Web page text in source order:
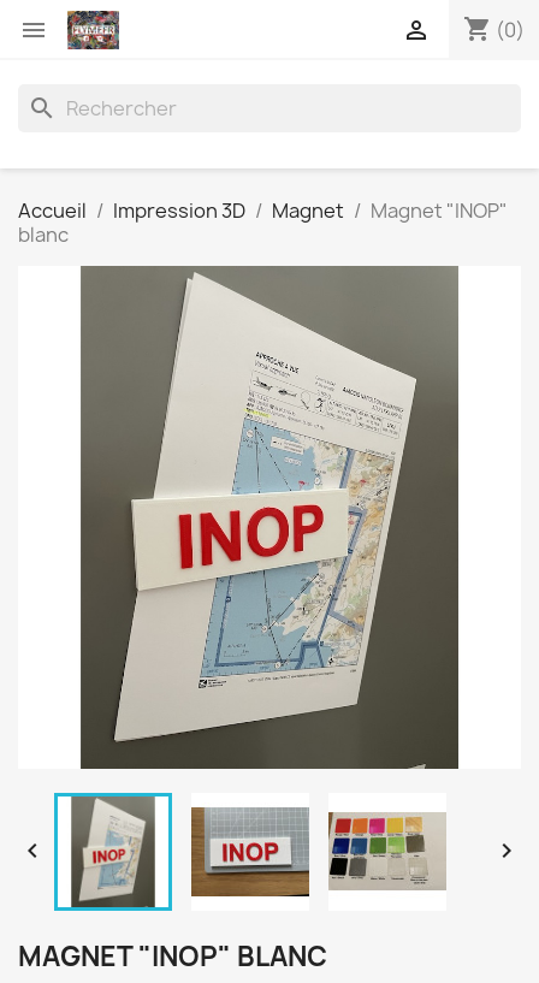
 shopping_cart (0)

search
Accueil Impression 3D Magnet
Magnet "INOP"
blanc
 
MAGNET "INOP" BLANC